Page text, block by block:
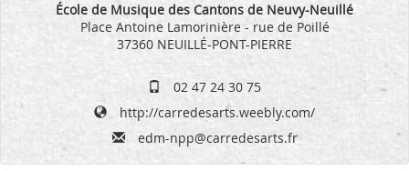
École de Musique des Cantons de Neuvy-Neuillé
Place Antoine Lamorinière - rue de Poillé
37360 NEUILLÉ-PONT-PIERRE
02 47 24 30 75
http://carredesarts.weebly.com/
edm-npp@carredesarts.fr